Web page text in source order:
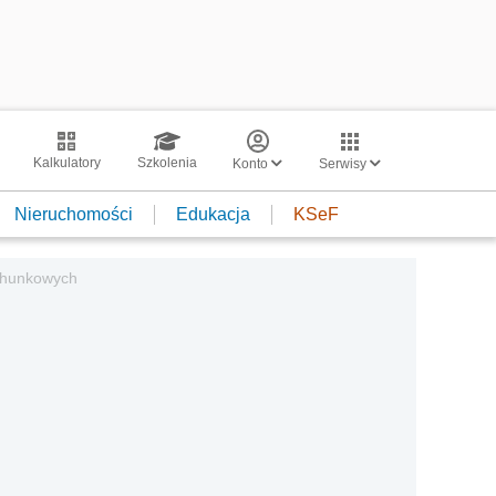
Kalkulatory Szkolenia Konto Serwisy
Nieruchomości Edukacja KSeF